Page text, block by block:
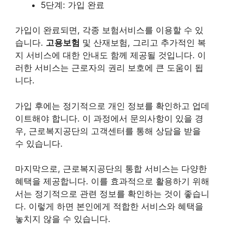
5단계: 가입 완료
가입이 완료되면, 각종 보험서비스를 이용할 수 있
습니다. 고용보험 및 산재보험, 그리고 추가적인 복
지 서비스에 대한 안내도 함께 제공될 것입니다. 이
러한 서비스는 근로자의 권리 보호에 큰 도움이 됩
니다.
가입 후에는 정기적으로 개인 정보를 확인하고 업데
이트해야 합니다. 이 과정에서 문의사항이 있을 경
우, 근로복지공단의 고객센터를 통해 상담을 받을
수 있습니다.
마지막으로, 근로복지공단의 통합 서비스는 다양한
혜택을 제공합니다. 이를 효과적으로 활용하기 위해
서는 정기적으로 관련 정보를 확인하는 것이 좋습니
다. 이렇게 하면 본인에게 적합한 서비스와 혜택을
놓치지 않을 수 있습니다.